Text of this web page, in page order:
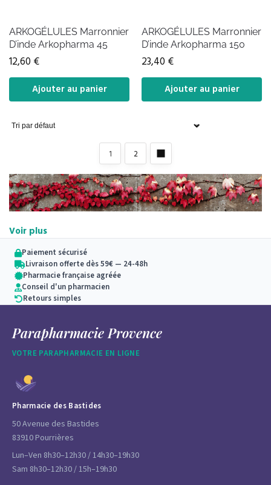
ARKOGÉLULES Marronnier
D’inde Arkopharma 45
12,60 €
Ajouter au panier
ARKOGÉLULES Marronnier
D’inde Arkopharma 150
23,40 €
Ajouter au panier
1 2
problèmes impactant la circulation veineuse touchent
plus d’une dizaine de million de Français.
Quelle que soit leur forme galénique (comprimé, gélule,
ampoule…), ces solutions protègeront vos cellules
endothéliales favorisant la circulation sanguine.
Voir plus
Paiement sécurisé
Livraison offerte dès 59€ — 24-48h
Pharmacie française agréée
Conseil d'un pharmacien
Retours simples
Parapharmacie Provence
VOTRE PARAPHARMACIE EN LIGNE
Pharmacie des Bastides
50 Avenue des Bastides
83910 Pourrières
Lun–Ven 8h30–12h30 / 14h30–19h30
Sam 8h30–12h30 / 15h–19h30